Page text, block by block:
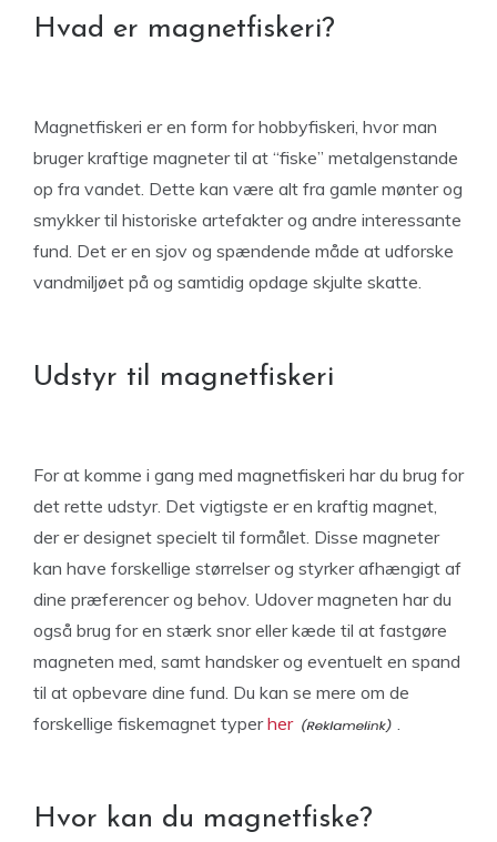
Hvad er magnetfiskeri?
Magnetfiskeri er en form for hobbyfiskeri, hvor man
bruger kraftige magneter til at “fiske” metalgenstande
op fra vandet. Dette kan være alt fra gamle mønter og
smykker til historiske artefakter og andre interessante
fund. Det er en sjov og spændende måde at udforske
vandmiljøet på og samtidig opdage skjulte skatte.
Udstyr til magnetfiskeri
For at komme i gang med magnetfiskeri har du brug for
det rette udstyr. Det vigtigste er en kraftig magnet,
der er designet specielt til formålet. Disse magneter
kan have forskellige størrelser og styrker afhængigt af
dine præferencer og behov. Udover magneten har du
også brug for en stærk snor eller kæde til at fastgøre
magneten med, samt handsker og eventuelt en spand
til at opbevare dine fund. Du kan se mere om de
forskellige fiskemagnet typerher .
Hvor kan du magnetfiske?